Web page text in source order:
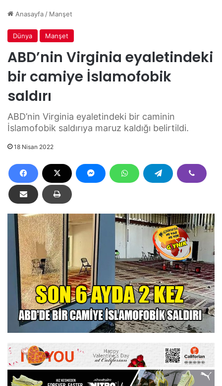
Anasayfa / Manşet
Dünya Manşet
ABD’nin Virginia eyaletindeki
bir camiye İslamofobik
saldırı
ABD’nin Virginia eyaletindeki bir caminin
İslamofobik saldırıya maruz kaldığı belirtildi.
18 Nisan 2022